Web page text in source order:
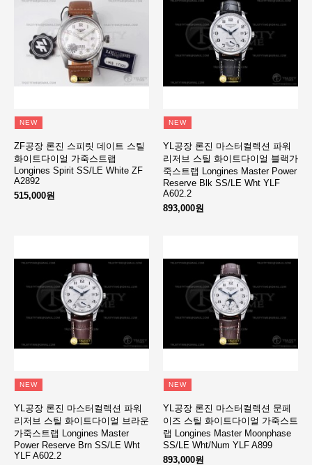
NEW
ZF공장 론진 스피릿 데이트 스틸
화이트다이얼 가죽스트랩
Longines Spirit SS/LE White ZF
A2892
515,000원
NEW
YL공장 론진 마스터컬렉션 파워
리저브 스틸 화이트다이얼 블랙가
죽스트랩 Longines Master Power
Reserve Blk SS/LE Wht YLF
A602.2
893,000원
NEW
YL공장 론진 마스터컬렉션 파워
리저브 스틸 화이트다이얼 브라운
가죽스트랩 Longines Master
Power Reserve Brn SS/LE Wht
YLF A602.2
NEW
YL공장 론진 마스터컬렉션 문페
이즈 스틸 화이트다이얼 가죽스트
랩 Longines Master Moonphase
SS/LE Wht/Num YLF A899
893,000원